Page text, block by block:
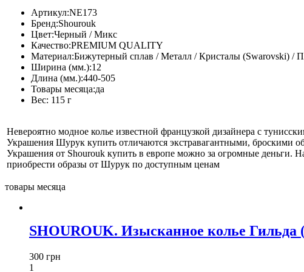
Артикул:NE173
Бренд:Shourouk
Цвет:Черный / Микс
Качество:PREMIUM QUALITY
Материал:Бижутерный сплав / Металл / Кристалы (Swarovski) /
Ширина (мм.):12
Длина (мм.):440-505
Товары месяца:да
Вес: 115 г
Невероятно модное колье известной французкой дизайнера с
Украшения Шурук купить отличаются экстравагантными, броскими
Украшения от Shourouk купить в европе можно за огромные деньги.
приобрести образы от Шурук по доступным ценам
товары месяца
SHOUROUK. Изысканное колье Гильда
300 грн
1